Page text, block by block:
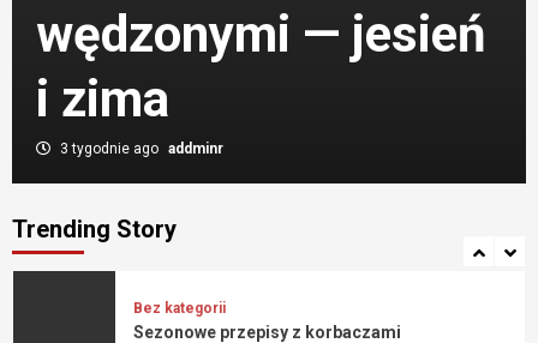
wędzonymi — jesień
i zima
3 tygodnie ago addminr
Trending Story
Bez kategorii
Przeglądy techniczne i konserwacja domu
szkieletowego — harmonogram
7
ośrodkach leczenia uzależnień
Bez kategorii
Sezonowe przepisy z korbaczami